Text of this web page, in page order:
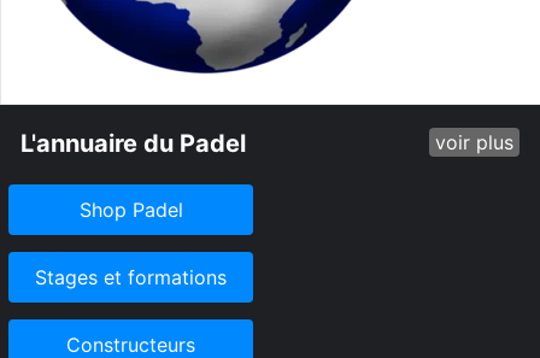
L'annuaire du Padel voir plus
Shop Padel
Stages et formations
Constructeurs